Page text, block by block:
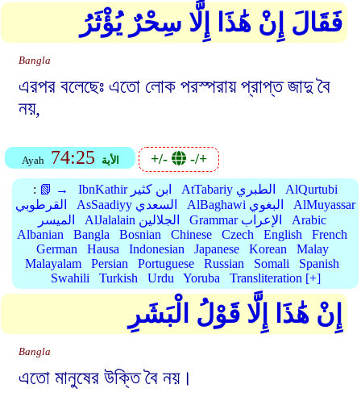
فَقَالَ إِنْ هَٰذَا إِلَّا سِحْرٌ يُؤْثَرُ
Bangla
এরপর বলেছেঃ এতো লোক পরস্পরায় প্রাপ্ত জাদু বৈ
নয়,
Ayah 74:25 الأية +/- -/+
: 📗 → IbnKathir ابن كثير AtTabariy الطبري
AlQurtubi
القرطوبي
AsSaadiyy السعدي AlBaghawi البغوي
AlMuyassar
الميسر
AlJalalain الجلالين Grammar الإعراب
Arabic
Albanian
Bangla Bosnian Chinese Czech English
French
German
Hausa Indonesian Japanese Korean
Malay
Malayalam
Persian Portuguese Russian Somali
Spanish
Swahili
Turkish Urdu Yoruba Transliteration [+]
إِنْ هَٰذَا إِلَّا قَوْلُ الْبَشَرِ
Bangla
এতো মানুষের উক্তি বৈ নয়।